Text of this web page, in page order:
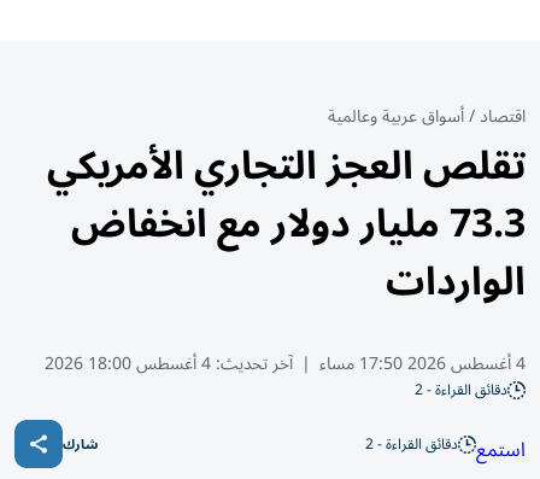
اقتصاد/أسواق عربية وعالمية
تقلص العجز التجاري الأمريكي
73.3 مليار دولار مع انخفاض
الواردات
4 أغسطس 2026 17:50 مساء | آخر تحديث:4 أغسطس 18:00 2026
دقائق القراءة - 2
استمع دقائق القراءة - 2 شارك